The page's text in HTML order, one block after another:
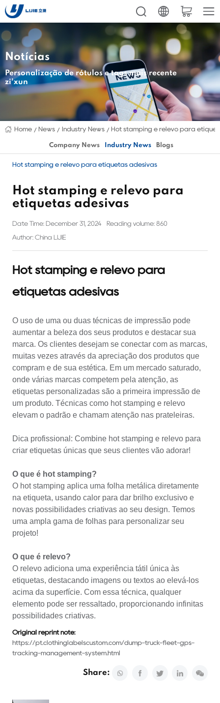
Notícias
Personalização de rótulos e tags mais recente
zi'xun
Home News Industry News Hot stamping e relevo para
Company News Industry News Blogs
Hot stamping e relevo para etiquetas adesivas
Hot stamping e relevo para
etiquetas adesivas
Date Time: December 31, 2024 Reading volume: 860
Author: China LIJIE
Hot stamping e relevo para
etiquetas adesivas
O uso de uma ou duas técnicas de impressão pode
aumentar a beleza dos seus produtos e destacar sua
marca. Os clientes desejam se conectar com as marcas,
muitas vezes através da apreciação dos produtos que
compram e de sua estética. Em um mercado saturado,
onde várias marcas competem pela atenção, as
etiquetas personalizadas são a primeira impressão de
um produto. Técnicas como hot stamping e relevo
elevam o padrão e chamam atenção nas prateleiras.
Dica profissional: Combine hot stamping e relevo para
criar etiquetas únicas que seus clientes vão adorar!
O que é hot stamping?
O hot stamping aplica uma folha metálica diretamente
na etiqueta, usando calor para dar brilho exclusivo e
novas possibilidades criativas ao seu design. Temos
uma ampla gama de folhas para personalizar seu
projeto!
O que é relevo?
O relevo adiciona uma experiência tátil única às
etiquetas, destacando imagens ou textos ao elevá-los
acima da superfície. Com essa técnica, qualquer
elemento pode ser ressaltado, proporcionando infinitas
possibilidades criativas.
Original reprint note:
https://pt.clothinglabelscustom.com/dump-truck-fleet-gps-
tracking-management-system.html
Share: